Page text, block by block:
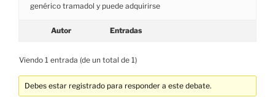
genérico tramadol y puede adquirirse
Autor Entradas
Viendo 1 entrada (de un total de 1)
Debes estar registrado para responder a este debate.